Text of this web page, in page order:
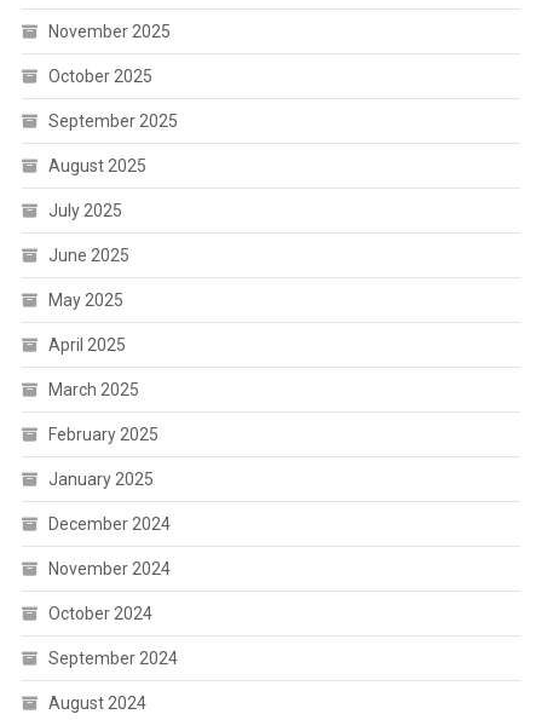
November 2025
October 2025
September 2025
August 2025
July 2025
June 2025
May 2025
April 2025
March 2025
February 2025
January 2025
December 2024
November 2024
October 2024
September 2024
August 2024